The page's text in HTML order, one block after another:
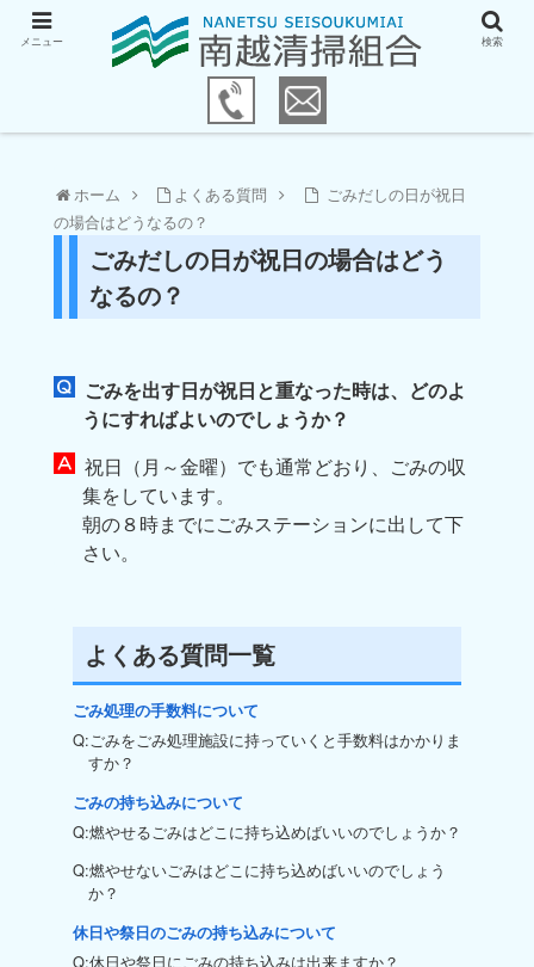
ホーム よくある質問
ごみだしの日が祝日
の場合はどうなるの？
ごみだしの日が祝日の場合はどう
なるの？
ごみを出す日が祝日と重なった時は、どのよ
うにすればよいのでしょうか？
祝日（月～金曜）でも通常どおり、ごみの収
集をしています。
朝の８時までにごみステーションに出して下
さい。
よくある質問一覧
ごみ処理の手数料について
Q:ごみをごみ処理施設に持っていくと手数料はかかりま
すか？
ごみの持ち込みについて
Q:燃やせるごみはどこに持ち込めばいいのでしょうか？
Q:燃やせないごみはどこに持ち込めばいいのでしょう
か？
休日や祭日のごみの持ち込みについて
Q:休日や祭日にごみの持ち込みは出来ますか？
メニュー 検索